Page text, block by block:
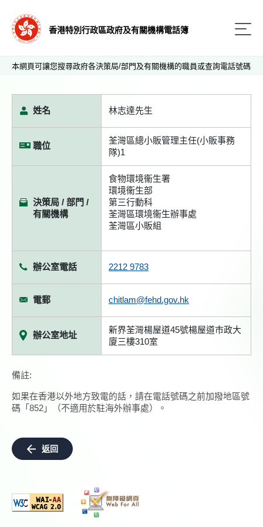
香港特別行政區政府及有關機構電話簿
本網頁可讓您搜尋政府各決策局/部門及有關機構的職員或查詢電話號碼
姓名 林志達先生
職位
荃灣區總小販管理主任(小販事務
隊)1
決策局 / 部門 /
有關機構
食物環境衞生署
環境衞生部
第三行動科
荃灣區環境衞生辦事處
荃灣區小販組
辦公室電話 2212 9783
電郵 chitlam@fehd.gov.hk
辦公室地址
新界荃灣楊屋道45號楊屋道市政大
廈三樓310室
備註:
如果在香港以外地方致電的話，請在電話號碼之前加撥地區號
碼「852」（不適用於駐海外辦事處）。
返回